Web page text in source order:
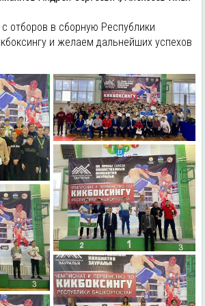
отборов в сборную Республики
и желаем дальнейших успехов